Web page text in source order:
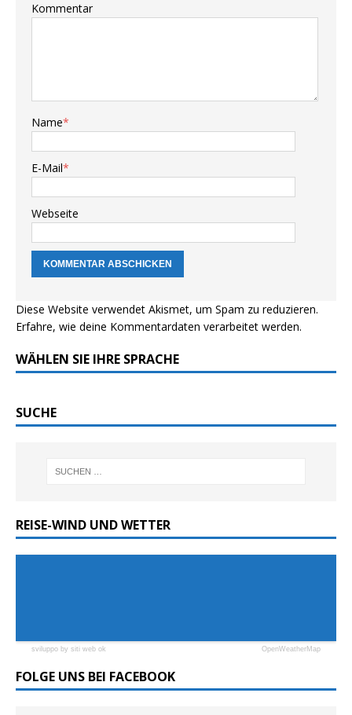
Kommentar
Name*
E-Mail*
Webseite
Diese Website verwendet Akismet, um Spam zu reduzieren.
Erfahre, wie deine Kommentardaten verarbeitet werden.
WÄHLEN SIE IHRE SPRACHE
SUCHE
REISE-WIND UND WETTER
sviluppo by siti web ok OpenWeatherMap
FOLGE UNS BEI FACEBOOK